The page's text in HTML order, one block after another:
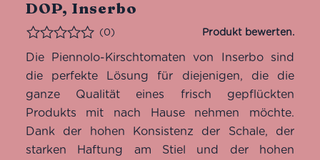
DOP, Inserbo
Bewertet
(0)
Die Piennolo-Kirschtomaten von Inserbo sind
die perfekte Lösung für diejenigen, die die
ganze Qualität eines frisch gepflückten
Produkts mit nach Hause nehmen möchte.
Dank der hohen Konsistenz der Schale, der
starken Haftung am Stiel und der hohen